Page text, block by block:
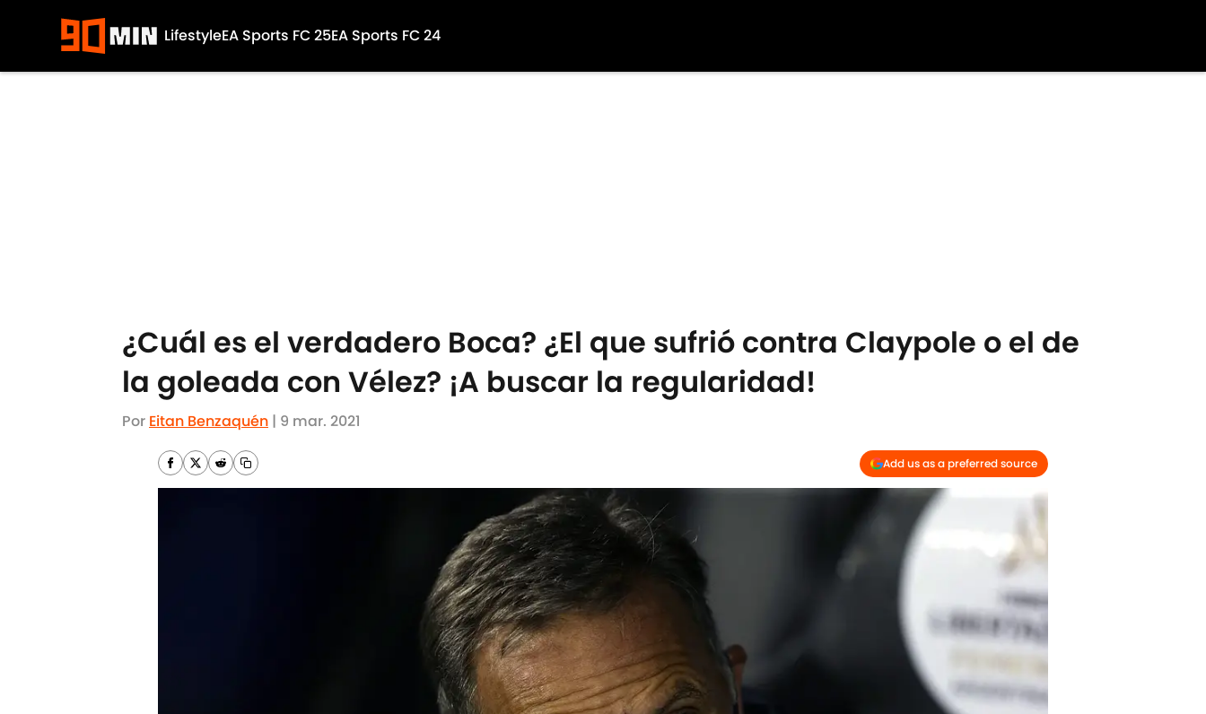
LifestyleEA Sports FC 25EA Sports FC 24
¿Cuál es el verdadero Boca? ¿El que sufrió contra Claypole o el de
la goleada con Vélez? ¡A buscar la regularidad!
Por Eitan Benzaquén | 9 mar. 2021
Add us as a preferred source